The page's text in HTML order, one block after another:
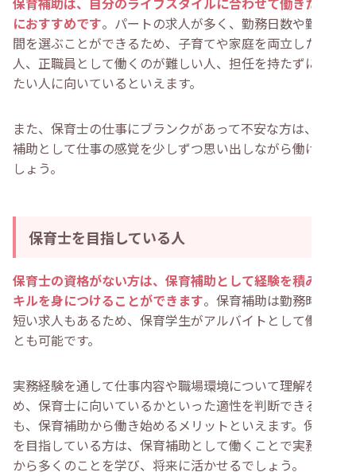
におすすめです。パートの求人が多く、勤務日数や勤務時
間を選ぶことができるため、子育てや家庭を両立したい
人、正職員として働くのが難しい人、担任を持たずに働き
たい人に向いているといえます。
また、保育士の仕事にブランクがあって不安な方は、保育
補助として仕事の感覚を少しずつ思い出しながら働けるで
しょう。
保育士を目指している人
保育士の資格がない方は、保育補助として経験を積み、ス
キルを身につけることができます。保育補助は勤務時間が
短い求人もあるため、保育学生がアルバイトとして働くこ
とも可能です。
実務経験を通して仕事内容や職場環境について理解を深
め、保育士に向いているかといった適性を判断できるの
も、保育補助から働き始めるメリットといえます。保育士
を目指している方は、保育補助として働くことで実務経験
から多くのことを学び、将来に活かせるでしょう。